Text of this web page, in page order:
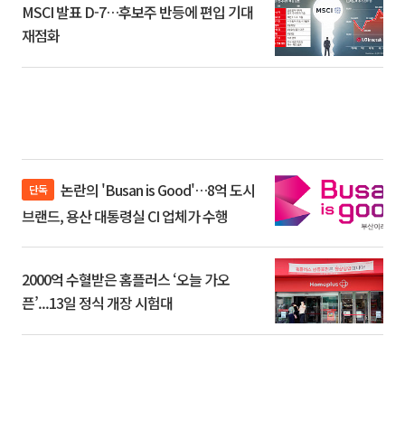
MSCI 발표 D-7…후보주 반등에 편입 기대
재점화
단독
브랜드, 용산 대통령실 CI 업체가 수행
2000억 수혈받은 홈플러스 ‘오늘 가오
픈’...13일 정식 개장 시험대